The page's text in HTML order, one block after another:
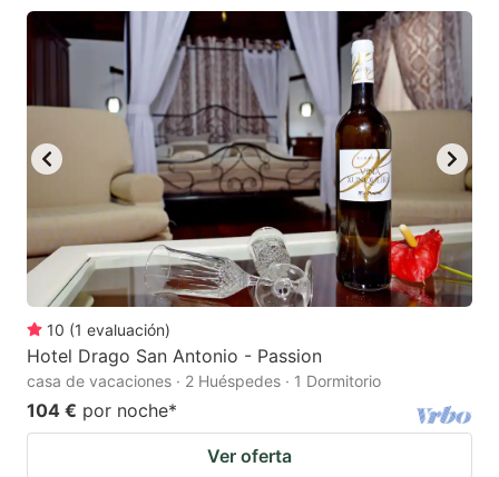
10 (1 evaluación)
Hotel Drago San Antonio - Passion
casa de vacaciones · 2 Huéspedes · 1 Dormitorio
104 € por noche*
Ver oferta